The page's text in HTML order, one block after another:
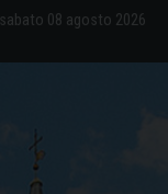
sabato 08 agosto 2026